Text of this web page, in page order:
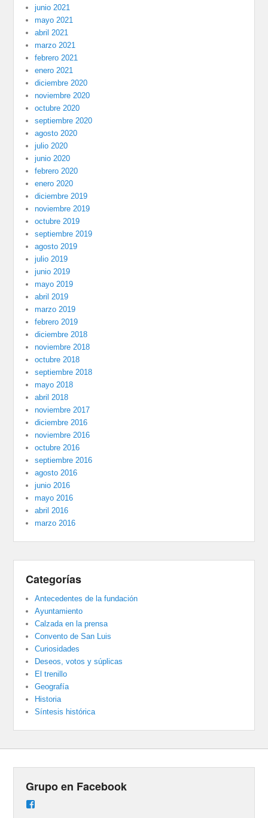
junio 2021
mayo 2021
abril 2021
marzo 2021
febrero 2021
enero 2021
diciembre 2020
noviembre 2020
octubre 2020
septiembre 2020
agosto 2020
julio 2020
junio 2020
febrero 2020
enero 2020
diciembre 2019
noviembre 2019
octubre 2019
septiembre 2019
agosto 2019
julio 2019
junio 2019
mayo 2019
abril 2019
marzo 2019
febrero 2019
diciembre 2018
noviembre 2018
octubre 2018
septiembre 2018
mayo 2018
abril 2018
noviembre 2017
diciembre 2016
noviembre 2016
octubre 2016
septiembre 2016
agosto 2016
junio 2016
mayo 2016
abril 2016
marzo 2016
Categorías
Antecedentes de la fundación
Ayuntamiento
Calzada en la prensa
Convento de San Luis
Curiosidades
Deseos, votos y súplicas
El trenillo
Geografía
Historia
Síntesis histórica
Grupo en Facebook